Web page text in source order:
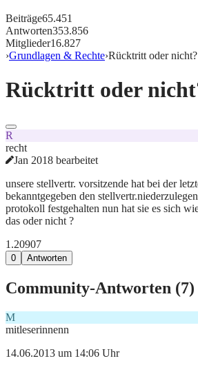
Beiträge65.451
Antworten353.856
Mitglieder16.827
›Grundlagen & Rechte›Rücktritt oder nicht?
Rücktritt oder
R
recht
Jan 2018 bearbeitet
unsere stellvertr. vorsitzende hat bei der
bekanntgegeben den
protokoll festgehalten nun hat sie es sich
das oder nicht ?
1.20907
0 Antworten
Community-Antworten (7)
M
mitleserinnenn
14.06.2013 um 14:06 Uhr